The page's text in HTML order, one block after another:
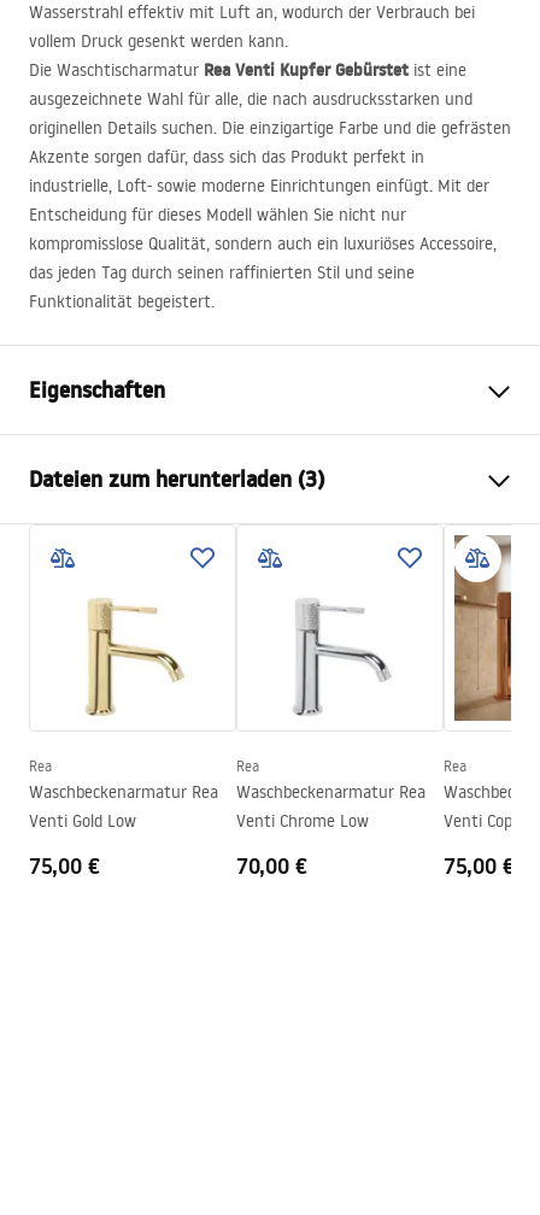
Wasserstrahl effektiv mit Luft an, wodurch der Verbrauch bei
vollem Druck gesenkt werden kann.
Die Waschtischarmatur Rea Venti Kupfer Gebürstet ist eine
ausgezeichnete Wahl für alle, die nach ausdrucksstarken und
originellen Details suchen. Die einzigartige Farbe und die gefrästen
Akzente sorgen dafür, dass sich das Produkt perfekt in
industrielle, Loft- sowie moderne Einrichtungen einfügt. Mit der
Entscheidung für dieses Modell wählen Sie nicht nur
kompromisslose Qualität, sondern auch ein luxuriöses Accessoire,
das jeden Tag durch seinen raffinierten Stil und seine
Funktionalität begeistert.
Eigenschaften
Montageart
Standarmatur
Farbe
Gebürstetes Kupfer
Auslaufart
Feststehend
Material
Messing
Auslauf Reichweite
mm
Beschichtungstechnologie
PVD
Anschuss Durchmesser
Garantie
5 jahre
Dateien zum herunterladen (3)
Garantiebedingungen
Montageanleitung
faucet.pdf
Sicherheitsinformationen
Rea
Waschbeckenarmatur Rea
Venti Gold Low
75,00 €
Rea
Waschbeckenarmatur Rea
Venti Chrome Low
70,00 €
Rea
Venti Copper
75,00 €